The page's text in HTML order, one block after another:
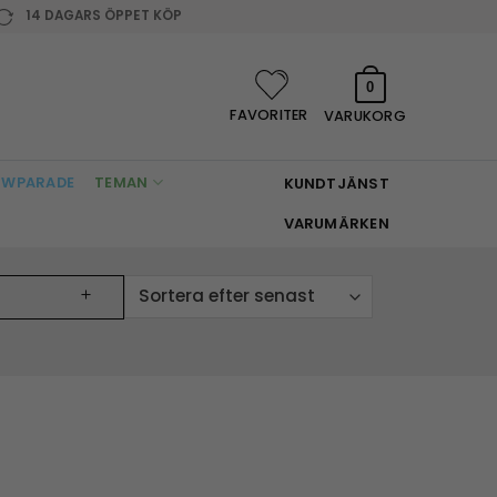
14 DAGARS ÖPPET KÖP
FAVORITER VARUKORG
0
TEMAN
KUNDTJÄNST
VARUMÄRKEN